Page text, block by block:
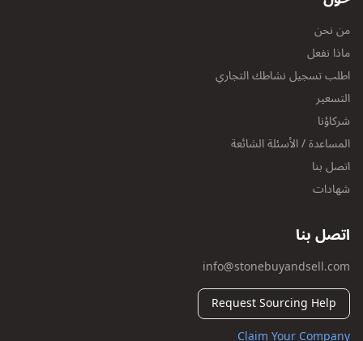
من نحن
ماذا نفعل
اطلب تسجيل نشاطك التجاري
التسعير
شركاؤنا
المساعدة / الأسئلة الشائعة
اتصل بنا
شهادات
اتصل بنا
info@stonebuyandsell.com
Request Sourcing Help